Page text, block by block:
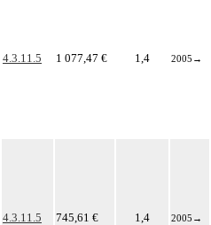
4.3.11.5 1 077,47 € 1,4 2005 →
4.3.11.5 745,61 € 1,4 2005 →